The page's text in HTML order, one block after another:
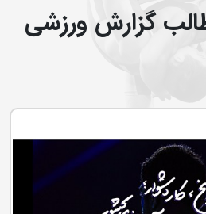
گزارش ورزشی